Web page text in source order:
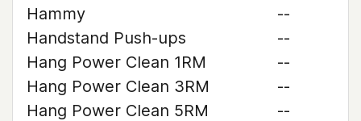
Hammy
--
Handstand Push-ups
--
Hang Power Clean 1RM
--
Hang Power Clean 3RM
--
Hang Power Clean 5RM
--